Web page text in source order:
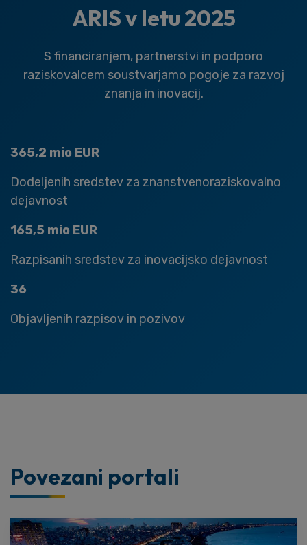
ARIS v letu 2025
S financiranjem, partnerstvi in podporo
raziskovalcem soustvarjamo pogoje za razvoj
znanja in inovacij.
365,2 mio EUR
Dodeljenih sredstev za znanstvenoraziskovalno
dejavnost
165,5 mio EUR
Razpisanih sredstev za inovacijsko dejavnost
36
Objavljenih razpisov in pozivov
Povezani portali